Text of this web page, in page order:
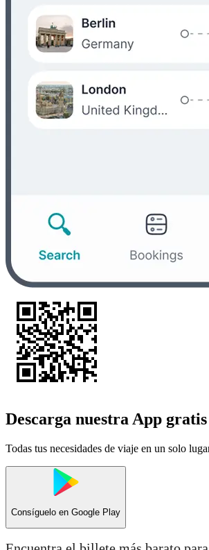
Descarga nuestra App gratis
Todas tus necesidades de viaje en un solo
Consíguelo en Google Play